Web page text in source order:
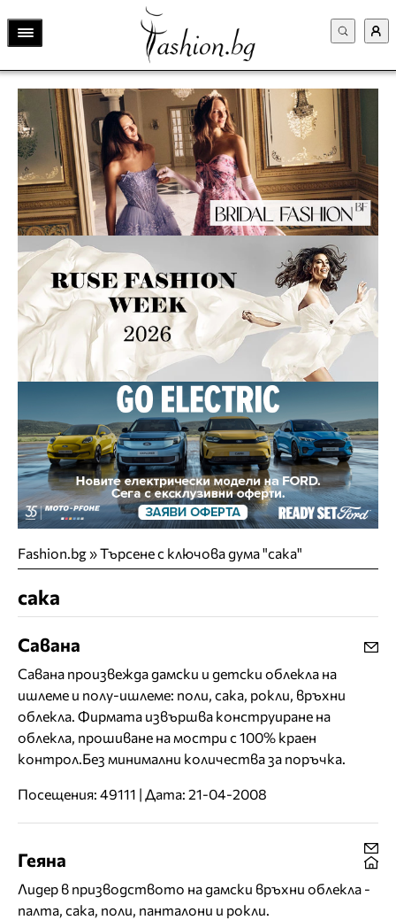
Fashion.bg»Търсене с ключова дума "сака"
сака
Савана
Савана произвежда дамски и детски облекла на
ишлеме и полу-ишлеме: поли, сака, рокли, връхни
облекла. Фирмата извършва конструиране на
облекла, прошиване на мостри с 100% краен
контрол.Без минимални количества за поръчка.
Посещения: 49111 | Дата: 21-04-2008
Геяна
Лидер в призводството на дамски връхни облекла -
палта, сака, поли, панталони и рокли.